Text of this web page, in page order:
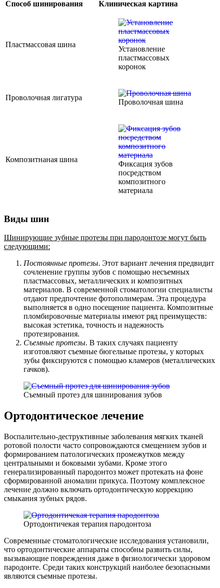
Способ шинирования Клиническая картина
Пластмассовая шина
Установление
пластмассовых
коронок
Проволочная лигатура
Проволочная шина
Композитнаная шина
Фиксация зубов
посредством
композитного
материала
Виды шин
Шинирующие зубные протезы при пародонтозе могут быть
следующими:
Постоянные протезы. Этот вариант лечения предвидит
сочленение группы зубов с помощью несъемных
пластмассовых, металлических и композитных
материалов. В современной стоматологии специалисты
отдают предпочтение фотополимерам. Эта процедура
выполняется в одно посещение пациента. Композитные
пломбировочные материалы имеют ряд преимуществ:
высокая эстетика, точность и надежность
протезирования.
Съемные протезы. В таких случаях пациенту
изготовляют съемные бюгельные протезы, у которых
зубы фиксируются с помощью кламеров (металлических
гачков).
Съемный протез для шинирования зубов
Ортодонтическое лечение
Воспалительно-деструктивные заболевания мягких тканей
ротовой полости часто сопровождаются смещением зубов и
формированием патологических промежутков между
центральными и боковыми зубами. Кроме этого
генерализированный пародонтоз может протекать на фоне
сформированной аномалии прикуса. Поэтому комплексное
лечение должно включать ортодонтическую коррекцию
смыкания зубных рядов.
Ортодонтичекая терапия пародонтоза
Современные стоматологические исследования установили,
что ортодонтические аппараты способны развить силы,
вызывающие повреждения даже в физиологически здоровом
пародонте. Среди таких конструкций наиболее безопасными
являются съемные протезы.